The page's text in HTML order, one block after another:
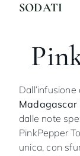
SODATI
Dall’infusione
Madagascar
dalle note
PinkPepper
unica, con